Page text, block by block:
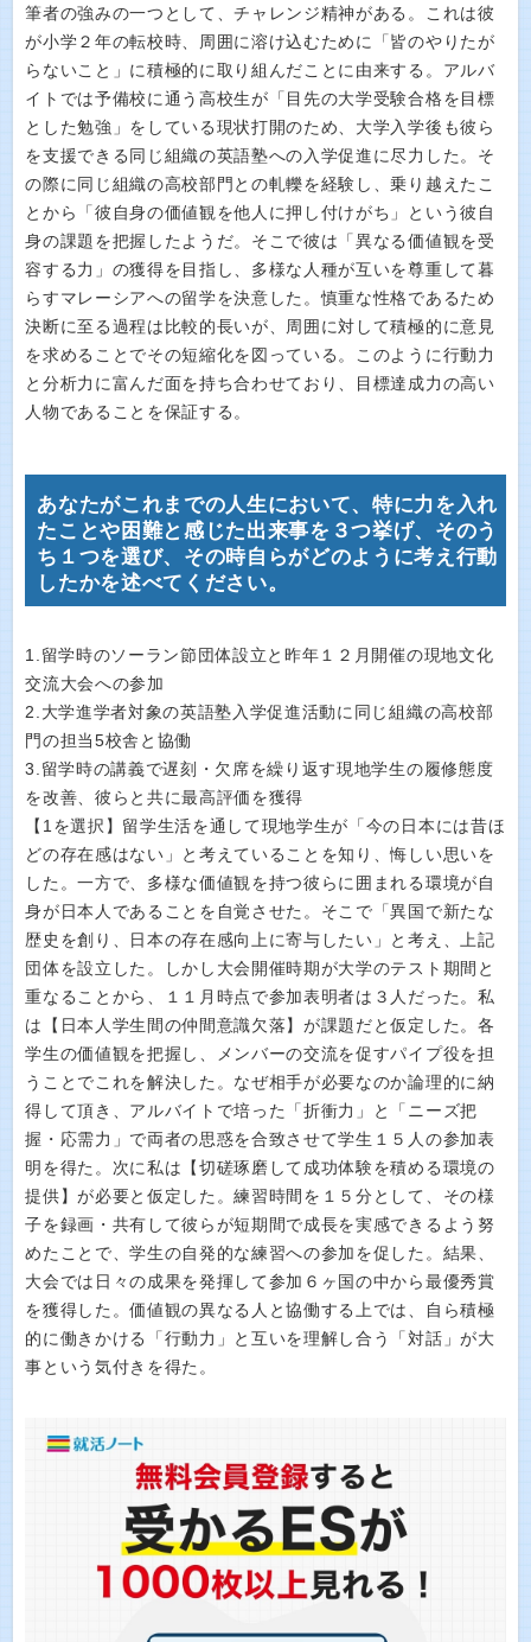
筆者の強みの一つとして、チャレンジ精神がある。これは彼
が小学２年の転校時、周囲に溶け込むために「皆のやりたが
らないこと」に積極的に取り組んだことに由来する。アルバ
イトでは予備校に通う高校生が「目先の大学受験合格を目標
とした勉強」をしている現状打開のため、大学入学後も彼ら
を支援できる同じ組織の英語塾への入学促進に尽力した。そ
の際に同じ組織の高校部門との軋轢を経験し、乗り越えたこ
とから「彼自身の価値観を他人に押し付けがち」という彼自
身の課題を把握したようだ。そこで彼は「異なる価値観を受
容する力」の獲得を目指し、多様な人種が互いを尊重して暮
らすマレーシアへの留学を決意した。慎重な性格であるため
決断に至る過程は比較的長いが、周囲に対して積極的に意見
を求めることでその短縮化を図っている。このように行動力
と分析力に富んだ面を持ち合わせており、目標達成力の高い
人物であることを保証する。
あなたがこれまでの人生において、特に力を入れ
たことや困難と感じた出来事を３つ挙げ、そのう
ち１つを選び、その時自らがどのように考え行動
したかを述べてください。
1.留学時のソーラン節団体設立と昨年１２月開催の現地文化
交流大会への参加
2.大学進学者対象の英語塾入学促進活動に同じ組織の高校部
門の担当5校舎と協働
3.留学時の講義で遅刻・欠席を繰り返す現地学生の履修態度
を改善、彼らと共に最高評価を獲得
【1を選択】留学生活を通して現地学生が「今の日本には昔ほ
どの存在感はない」と考えていることを知り、悔しい思いを
した。一方で、多様な価値観を持つ彼らに囲まれる環境が自
身が日本人であることを自覚させた。そこで「異国で新たな
歴史を創り、日本の存在感向上に寄与したい」と考え、上記
団体を設立した。しかし大会開催時期が大学のテスト期間と
重なることから、１１月時点で参加表明者は３人だった。私
は【日本人学生間の仲間意識欠落】が課題だと仮定した。各
学生の価値観を把握し、メンバーの交流を促すパイプ役を担
うことでこれを解決した。なぜ相手が必要なのか論理的に納
得して頂き、アルバイトで培った「折衝力」と「ニーズ把
握・応需力」で両者の思惑を合致させて学生１５人の参加表
明を得た。次に私は【切磋琢磨して成功体験を積める環境の
提供】が必要と仮定した。練習時間を１５分として、その様
子を録画・共有して彼らが短期間で成長を実感できるよう努
めたことで、学生の自発的な練習への参加を促した。結果、
大会では日々の成果を発揮して参加６ヶ国の中から最優秀賞
を獲得した。価値観の異なる人と協働する上では、自ら積極
的に働きかける「行動力」と互いを理解し合う「対話」が大
事という気付きを得た。